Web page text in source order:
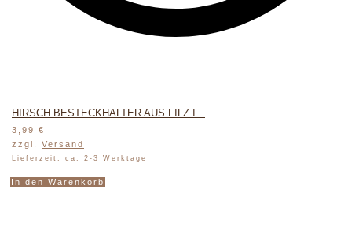
HIRSCH BESTECKHALTER AUS FILZ I...
3,99 €
zzgl. Versand
Lieferzeit: ca. 2-3 Werktage
In den Warenkorb